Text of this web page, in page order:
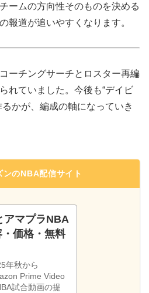
ームの方向性そのものを決める
報道が追いやすくなります。
ーチングサーチとロスター再編
れていました。今後も“デイビ
かが、編成の軸になっていき
のNBA配信サイト
アマプラNBA
価格・無料
年秋から
Prime Video
試合動画の提